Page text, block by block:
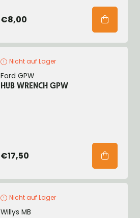
€8,00
Nicht auf Lager
Ford GPW
HUB WRENCH GPW
€17,50
Nicht auf Lager
Willys MB